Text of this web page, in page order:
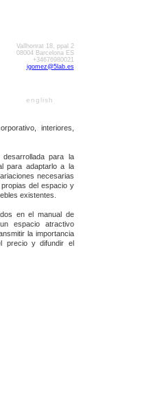
Vallhonrat 18, ppal 2
08004 Barcelona ES
+34676980021
igomez@5lab.es
english
interiores,
desarrollada para la
para adaptarlo a la
necesarias
del espacio y
existentes.
en el manual de
espacio atractivo
la importancia
precio y difundir el